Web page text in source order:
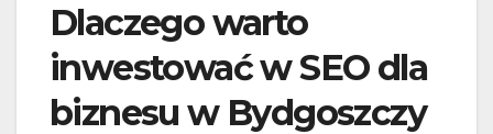
Dlaczego warto
inwestować w SEO dla
biznesu w Bydgoszczy